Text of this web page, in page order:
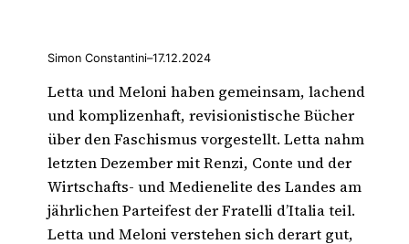
Simon Constantini–17.12.2024
Letta und Meloni haben gemeinsam, lachend
und komplizenhaft, revisionistische Bücher
über den Faschismus vorgestellt. Letta nahm
letzten Dezember mit Renzi, Conte und der
Wirtschafts- und Medienelite des Landes am
jährlichen Parteifest der Fratelli d’Italia teil.
Letta und Meloni verstehen sich derart gut,